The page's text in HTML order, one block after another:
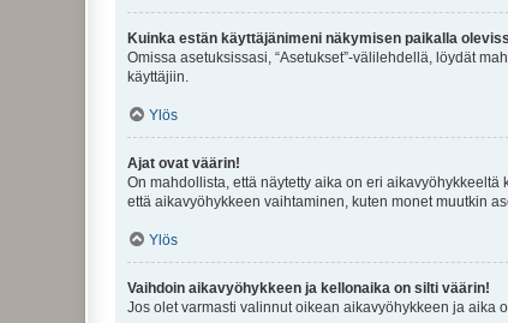
Kuinka estän käyttäjänimeni näkymisen paikalla
Omissa asetuksissasi, “Asetukset”-välilehdellä, löydät
käyttäjiin.
Ylös
Ajat ovat väärin!
On mahdollista, että näytetty aika on eri
että aikavyöhykkeen vaihtaminen, kuten monet muutkin
Ylös
Vaihdoin aikavyöhykkeen ja kellonaika on silti väärin!
Jos olet varmasti valinnut oikean aikavyöhykkeen ja aika